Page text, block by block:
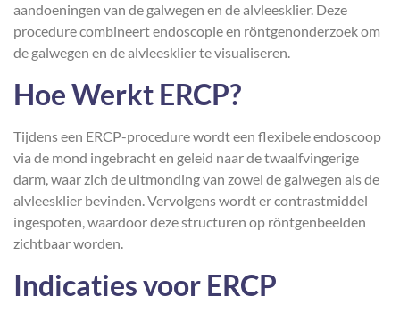
aandoeningen van de galwegen en de alvleesklier. Deze
procedure combineert endoscopie en röntgenonderzoek om
de galwegen en de alvleesklier te visualiseren.
Hoe Werkt ERCP?
Tijdens een ERCP-procedure wordt een flexibele endoscoop
via de mond ingebracht en geleid naar de twaalfvingerige
darm, waar zich de uitmonding van zowel de galwegen als de
alvleesklier bevinden. Vervolgens wordt er contrastmiddel
ingespoten, waardoor deze structuren op röntgenbeelden
zichtbaar worden.
Indicaties voor ERCP